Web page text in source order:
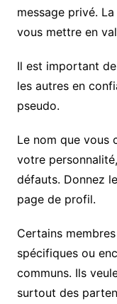
message privé.
vous mettre en
Il est important
les autres en
pseudo.
Le nom que vous
votre
défauts. Donnez
page de profil.
Certains
spécifiques ou
communs. Ils
surtout des